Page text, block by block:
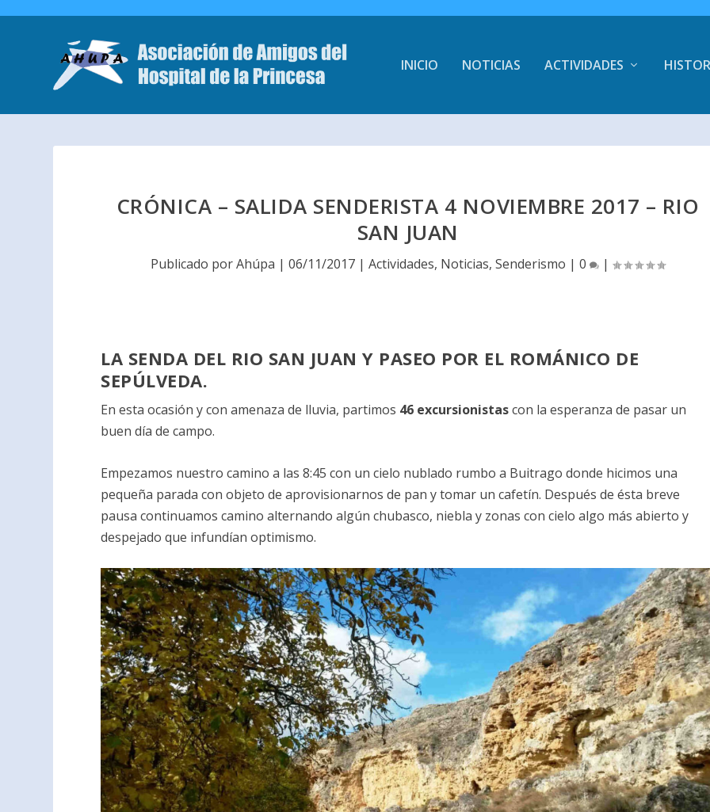
INICIO NOTICIAS ACTIVIDADES
CRÓNICA – SALIDA SENDERISTA 4 NOVIEMBRE 2017 – RIO
SAN JUAN
Publicado porAhúpa |06/11/2017 |Actividades, Noticias,Senderismo |0 |
LA SENDA DEL RIO SAN JUAN Y PASEO POR EL ROMÁNICO DE
SEPÚLVEDA.
En esta ocasión y con amenaza de lluvia, partimos 46 excursionistascon la esperanza de pasar un
buen día de campo.
Empezamos nuestro camino a las 8:45 con un cielo nublado rumbo a Buitrago donde hicimos una
pequeña parada con objeto de aprovisionarnos de pan y tomar un cafetín. Después de ésta breve
pausa continuamos camino alternando algún chubasco, niebla y zonas con cielo algo más abierto y
despejado que infundían optimismo.